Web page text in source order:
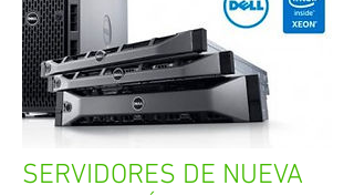
SERVIDORES DE NUEVA